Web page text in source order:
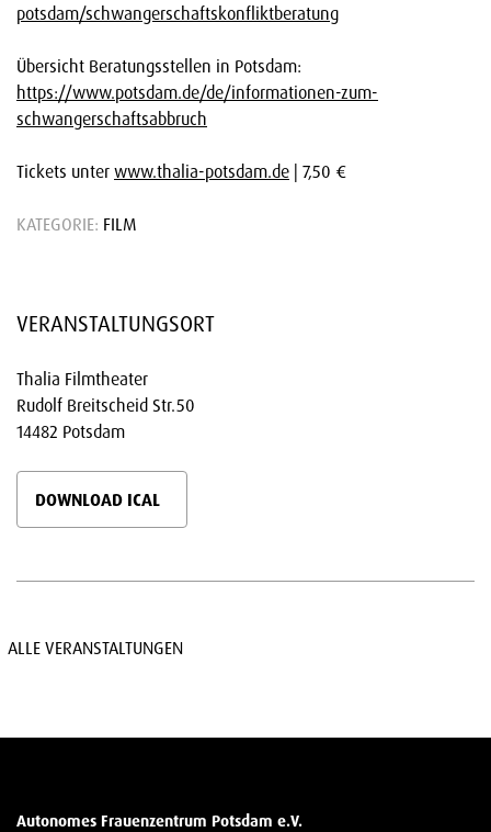
potsdam/schwangerschaftskonfliktberatung
Übersicht Beratungsstellen in Potsdam:
https://www.potsdam.de/de/informationen-zum-
schwangerschaftsabbruch
Tickets unter www.thalia-potsdam.de | 7,50 €
KATEGORIE: FILM
VERANSTALTUNGSORT
Thalia Filmtheater
Rudolf Breitscheid Str.50
14482 Potsdam
DOWNLOAD ICAL
ALLE VERANSTALTUNGEN
Autonomes Frauenzentrum Potsdam e.V.